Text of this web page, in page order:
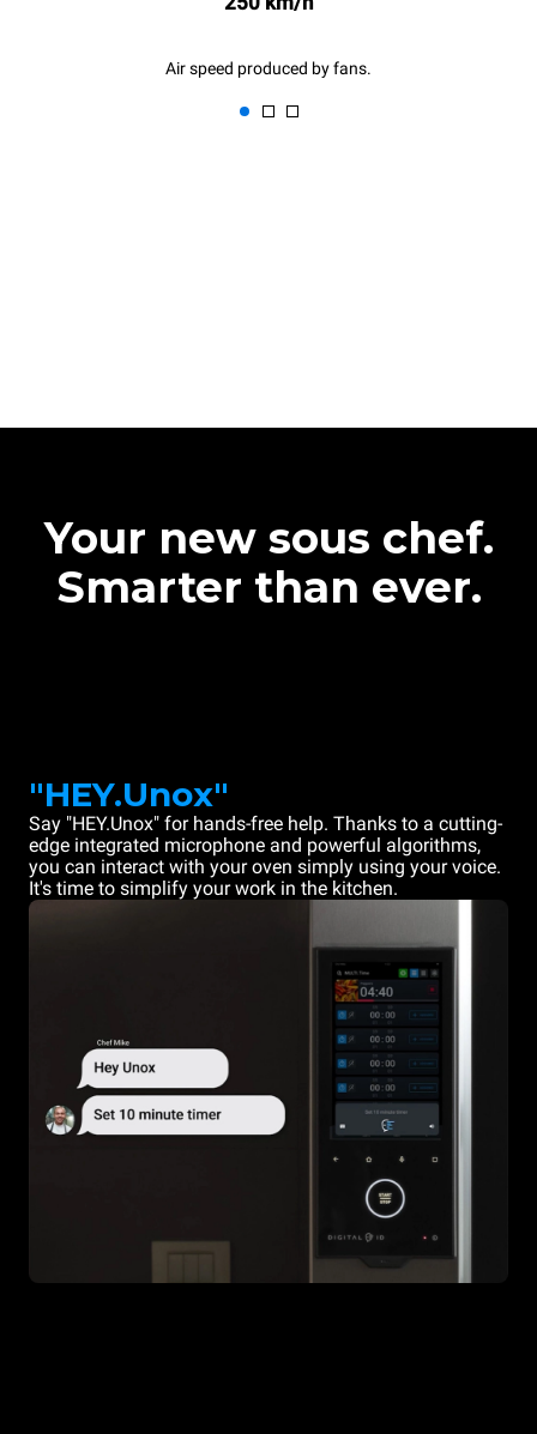
Air speed produced by fans.
Your new sous chef.
Smarter than ever.
"HEY.Unox"
Say "HEY.Unox" for hands-free help. Thanks to a cutting-
edge integrated microphone and powerful algorithms,
you can interact with your oven simply using your voice.
It's time to simplify your work in the kitchen.